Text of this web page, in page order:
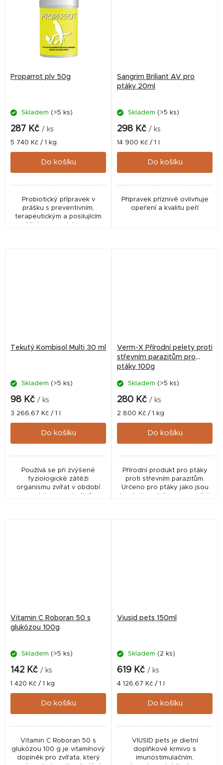
Proparrot plv 50g
Skladem (>5 ks)
287 Kč / ks
Měrná
cena:
5 740 Kč / 1 kg
Do košíku
Probiotický přípravek v
prášku s preventivním,
terapeutickým a posilujícím
Sangrim Briliant AV pro
ptáky 20ml
Skladem (>5 ks)
298 Kč / ks
Měrná
cena:
14 900 Kč / 1 l
Do košíku
Přípravek příznivě ovlivňuje
opeření a kvalitu peří
Tekutý Kombisol Multi 30 ml
Skladem (>5 ks)
98 Kč / ks
Měrná
cena:
3 266,67 Kč / 1 l
Do košíku
Používá se při zvýšené
fyziologické zátěži
organismu zvířat v období
reprodukce, maximálního
Verm-X Přírodní pelety proti
střevním parazitům pro
ptáky 100g
Skladem (>5 ks)
280 Kč / ks
Měrná
cena:
2 800 Kč / 1 kg
Do košíku
Přírodní produkt pro ptáky
proti střevním parazitům.
Určeno pro ptáky jako jsou
kanárci, andulky a papoušci.
Vitamin C Roboran 50 s
glukózou 100g
Skladem (>5 ks)
142 Kč / ks
Měrná
cena:
1 420 Kč / 1 kg
Do košíku
Vitamin C Roboran 50 s
glukózou 100 g je vitamínový
doplněk pro zvířata, který
Viusid pets 150ml
Skladem (2 ks)
619 Kč / ks
Měrná
cena:
4 126,67 Kč / 1 l
Do košíku
VIUSID pets je dietní
doplňkové krmivo s
imunostimulačním,